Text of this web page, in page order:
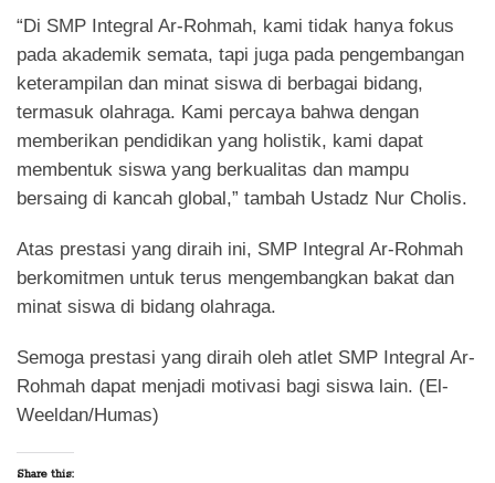
“Di SMP Integral Ar-Rohmah, kami tidak hanya fokus
pada akademik semata, tapi juga pada pengembangan
keterampilan dan minat siswa di berbagai bidang,
termasuk olahraga. Kami percaya bahwa dengan
memberikan pendidikan yang holistik, kami dapat
membentuk siswa yang berkualitas dan mampu
bersaing di kancah global,” tambah Ustadz Nur Cholis.
Atas prestasi yang diraih ini, SMP Integral Ar-Rohmah
berkomitmen untuk terus mengembangkan bakat dan
minat siswa di bidang olahraga.
Semoga prestasi yang diraih oleh atlet SMP Integral Ar-
Rohmah dapat menjadi motivasi bagi siswa lain. (El-
Weeldan/Humas)
Share this: